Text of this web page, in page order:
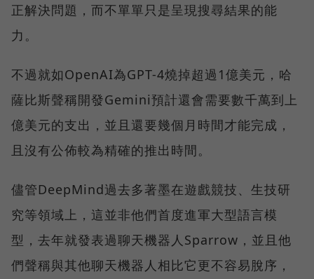
正解決問題，而不單單只是呈現搜尋結果的能
力。
不過就如OpenAI為GPT-4燒掉超過1億美元，哈
薩比斯聲稱開發Gemini預計還會需要數千萬到上
億美元的支出，並且還要幾個月時間才能完成，
且沒有公佈較為精確的推出時間。
儘管DeepMind過去多著墨在遊戲競技、生技研
究等領域上，這並非他們首度進軍大型語言模
型，去年就發表過聊天機器人Sparrow，並且他
們聲稱與其他聊天機器人相比它更不容易脫序，